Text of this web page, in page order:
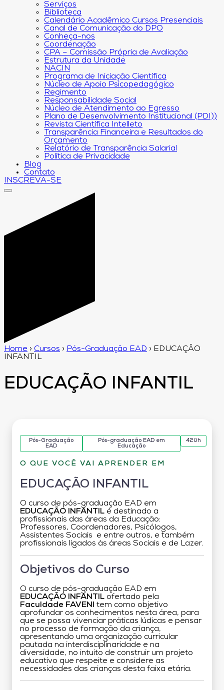
Serviços
Biblioteca
Calendário Acadêmico Cursos Presenciais
Canal de Comunicação do DPO
Conheça-nos
Coordenação
CPA – Comissão Própria de Avaliação
Estrutura da Unidade
NACIN
Programa de Iniciação Científica
Núcleo de Apoio Psicopedagógico
Regimento
Responsabilidade Social
Núcleo de Atendimento ao Egresso
Plano de Desenvolvimento Institucional (PDI))
Revista Científica Intelleto
Transparência Financeira e Resultados do
Orçamento
Relatório de Transparência Salarial
Política de Privacidade
Blog
Contato
INSCREVA-SE
Home › Cursos › Pós-Graduação EAD › EDUCAÇÃO
INFANTIL
EDUCAÇÃO INFANTIL
Pós-Graduação
EAD
Pós-graduação EAD em
Educação
420h
O QUE VOCÊ VAI APRENDER EM
EDUCAÇÃO INFANTIL
O curso de pós-graduação EAD em
EDUCAÇÃO INFANTIL é destinado a
profissionais das áreas da Educação:
Professores, Coordenadores, Psicólogos,
Assistentes Sociais e entre outros, e também
profissionais ligados às áreas Sociais e de Lazer.
Objetivos do Curso
O curso de pós-graduação EAD em
EDUCAÇÃO INFANTIL ofertado pela
Faculdade FAVENI
tem como objetivo
aprofundar os conhecimentos nesta área, para
que se possa vivenciar práticas lúdicas e pensar
no processo de formação da criança,
apresentando uma organização curricular
pautada na interdisciplinaridade e na
diversidade, no intuito de construir um projeto
educativo que respeite e considere as
necessidades das crianças desta faixa etária.